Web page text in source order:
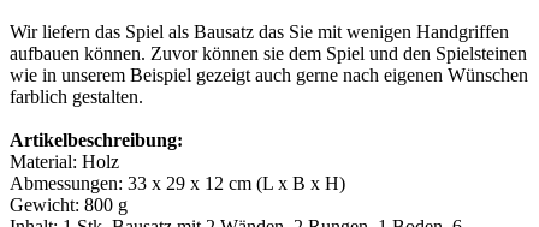
Wir liefern das Spiel als Bausatz das Sie mit wenigen Handgriffen
aufbauen können. Zuvor können sie dem Spiel und den Spielsteinen
wie in unserem Beispiel gezeigt auch gerne nach eigenen Wünschen
farblich gestalten.
Artikelbeschreibung:
Material: Holz
Abmessungen: 33 x 29 x 12 cm (L x B x H)
Gewicht: 800 g